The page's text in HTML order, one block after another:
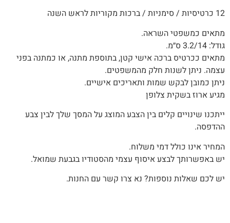
12 כרטיסיות / סימניות / ברכות מקוריות לראש השנה
מתאים כמשפטי השראה.
גודל: 3.2/14 ס״מ.
מתאים ככרטיס ברכה אישי קטן, בתוספת מתנה, או כמתנה בפני
עצמה. ניתן לשנות חלק מהמשפטים.
ניתן כמובן לבקש שמות ותאריכים אישיים.
מגיע ארוז בשקית צלופן
‬ההדפסה‭.‬
המחיר‭ ‬אינו‭ ‬כולל‭ ‬דמי‭ ‬משלוח‭.‬
יש‭ ‬באפשרותך‭ ‬לבצע‭ ‬איסוף‭ ‬עצמי‭ ‬מהסטודיו‭ ‬בגבעת‭ ‬שמואל‭.‬
יש לכם שאלות נוספות? נא צרו קשר עם החנות.